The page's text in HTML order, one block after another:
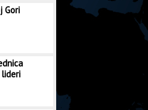
Gori
lideri